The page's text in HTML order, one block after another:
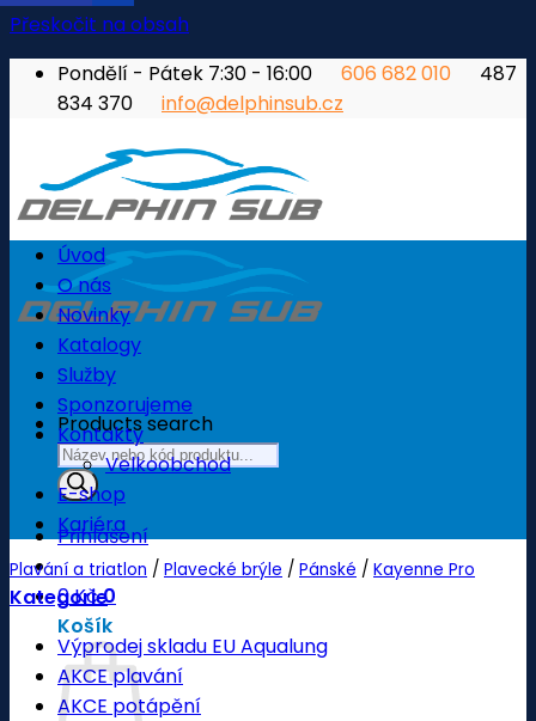
Přeskočit na obsah
Pondělí - Pátek 7:30 - 16:00
606 682 010
487
834 370
info@delphinsub.cz
Products search
Přihlášení
0Kč0
Košík
Úvod
O nás
Novinky
Katalogy
Služby
Sponzorujeme
Kontakty
Velkoobchod
E-shop
Kariéra
Plavání a triatlon / Plavecké brýle / Pánské / Kayenne Pro
Kategorie
Výprodej skladu EU Aqualung
AKCE plavání
AKCE potápění